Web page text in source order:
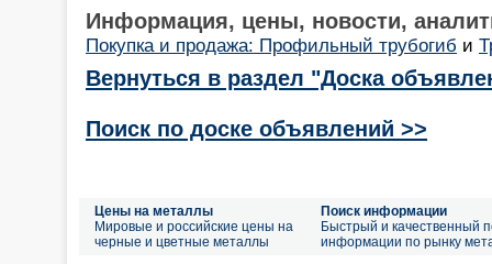
Информация, цены, новости,
Покупка и продажа: Профильный трубогиб и
Вернуться в раздел "Доска
Поиск по доске объявлений >>
Цены на металлы
Мировые и российские цены на
черные и цветные металлы
Поиск информации
Быстрый и качественный
информации по рынку